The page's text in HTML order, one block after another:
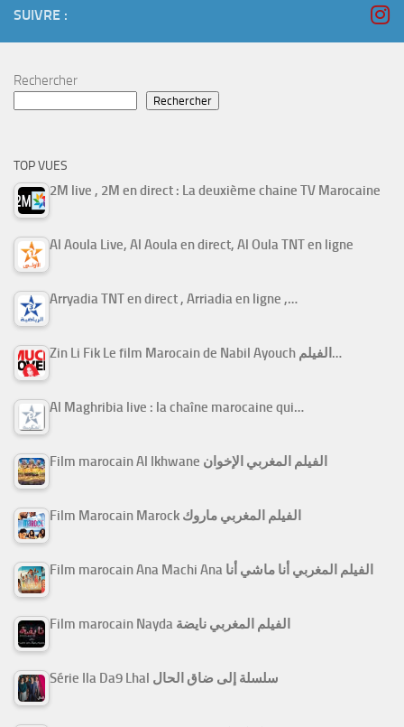
SUIVRE :
Rechercher
Rechercher
TOP VUES
2M live , 2M en direct : La deuxième chaine TV Marocaine
Al Aoula Live, Al Aoula en direct, Al Oula TNT en ligne
Arryadia TNT en direct , Arriadia en ligne ,…
Zin Li Fik Le film Marocain de Nabil Ayouch الفيلم…
Al Maghribia live : la chaîne marocaine qui…
Film marocain Al Ikhwane الفيلم المغربي الإخوان
Film Marocain Marock الفيلم المغربي ماروك
Film marocain Ana Machi Ana الفيلم المغربي أنا ماشي أنا
Film marocain Nayda الفيلم المغربي نايضة
Série Ila Da9 Lhal سلسلة إلى ضاق الحال